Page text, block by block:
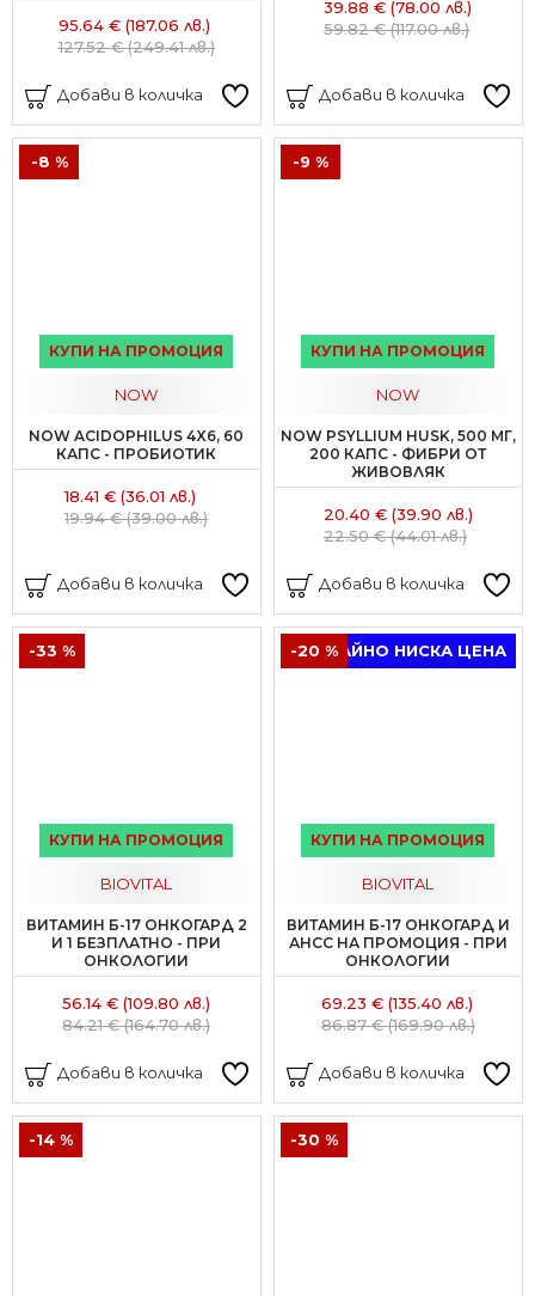
95.64 € (187.06 лв.)
127.52 € (249.41 лв.)
Добави в количка
39.88 € (78.00 лв.)
59.82 € (117.00 лв.)
Добави в количка
КУПИ НА ПРОМОЦИЯ
-8 %
NOW
NOW ACIDOPHILUS 4X6, 60
КАПС - ПРОБИОТИК
18.41 € (36.01 лв.)
19.94 € (39.00 лв.)
Добави в количка
КУПИ НА ПРОМОЦИЯ
-9 %
NOW
NOW PSYLLIUM HUSK, 500 МГ,
200 КАПС - ФИБРИ ОТ
ЖИВОВЛЯК
20.40 € (39.90 лв.)
22.50 € (44.01 лв.)
Добави в количка
КУПИ НА ПРОМОЦИЯ
-33 %
BIOVITAL
ВИТАМИН Б-17 ОНКОГАРД 2
И 1 БЕЗПЛАТНО - ПРИ
ОНКОЛОГИИ
56.14 € (109.80 лв.)
84.21 € (164.70 лв.)
Добави в количка
ТРАЙНО НИСКА ЦЕНА
КУПИ НА ПРОМОЦИЯ
-20 %
BIOVITAL
ВИТАМИН Б-17 ОНКОГАРД И
АНСС НА ПРОМОЦИЯ - ПРИ
ОНКОЛОГИИ
69.23 € (135.40 лв.)
86.87 € (169.90 лв.)
Добави в количка
-14 % -30 %